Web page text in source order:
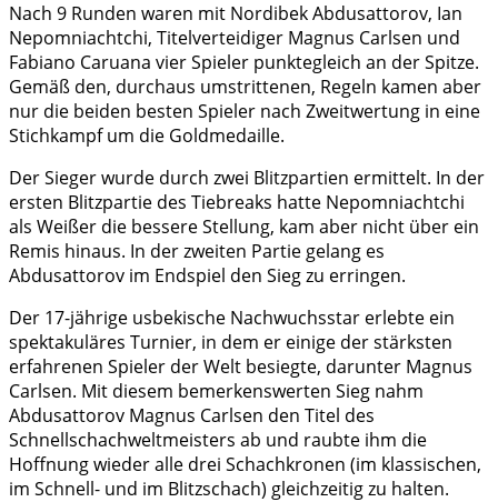
Nach 9 Runden waren mit Nordibek Abdusattorov, Ian
Nepomniachtchi, Titelverteidiger Magnus Carlsen und
Fabiano Caruana vier Spieler punktegleich an der Spitze.
Gemäß den, durchaus umstrittenen, Regeln kamen aber
nur die beiden besten Spieler nach Zweitwertung in eine
Stichkampf um die Goldmedaille.
Der Sieger wurde durch zwei Blitzpartien ermittelt. In der
ersten Blitzpartie des Tiebreaks hatte Nepomniachtchi
als Weißer die bessere Stellung, kam aber nicht über ein
Remis hinaus. In der zweiten Partie gelang es
Abdusattorov im Endspiel den Sieg zu erringen.
Der 17-jährige usbekische Nachwuchsstar erlebte ein
spektakuläres Turnier, in dem er einige der stärksten
erfahrenen Spieler der Welt besiegte, darunter Magnus
Carlsen. Mit diesem bemerkenswerten Sieg nahm
Abdusattorov Magnus Carlsen den Titel des
Schnellschachweltmeisters ab und raubte ihm die
Hoffnung wieder alle drei Schachkronen (im klassischen,
im Schnell- und im Blitzschach) gleichzeitig zu halten.